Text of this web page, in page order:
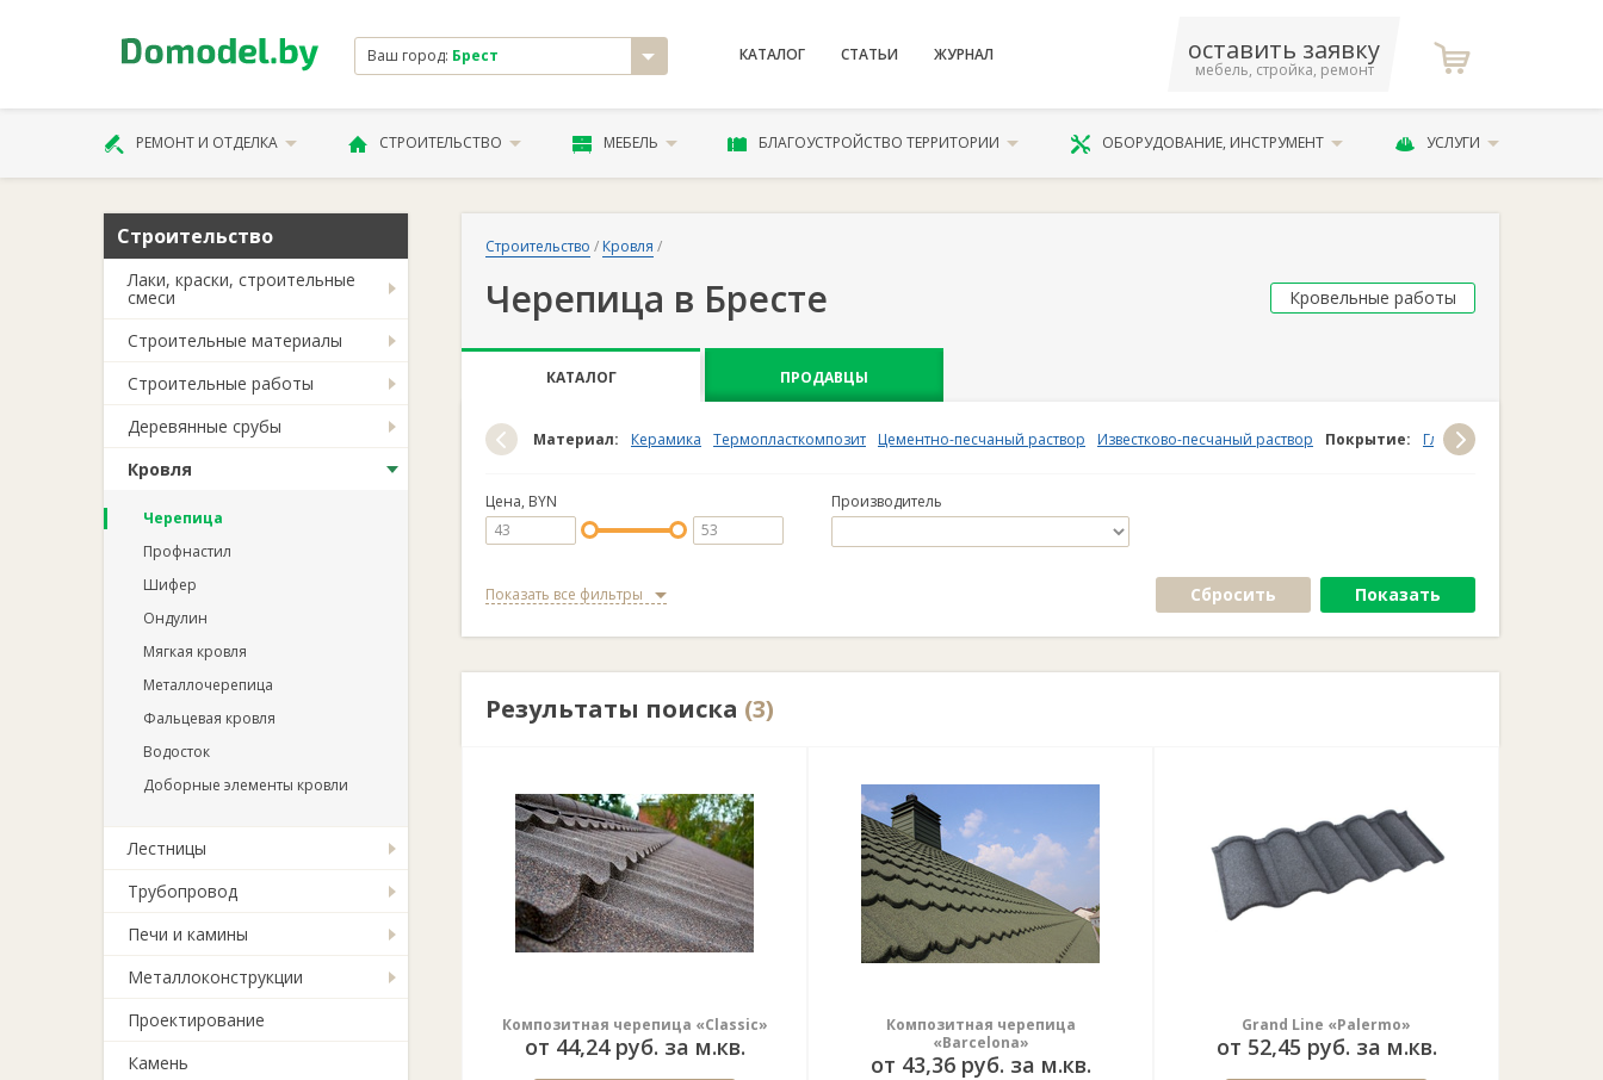
Ваш город: Брест КАТАЛОГ СТАТЬИ ЖУРНАЛ оставить заявку
мебель, стройка, ремонт
РЕМОНТ И ОТДЕЛКА СТРОИТЕЛЬСТВО МЕБЕЛЬ БЛАГОУСТРОЙСТВО ТЕРРИТОРИИ ОБОРУДОВАНИЕ, ИНСТРУМЕНТ УСЛУГИ
Строительство
Лаки, краски, строительные
смеси
Строительные материалы
Строительные работы
Деревянные срубы
Кровля
Черепица
Профнастил
Шифер
Ондулин
Мягкая кровля
Металлочерепица
Фальцевая кровля
Водосток
Доборные элементы кровли
Лестницы
Трубопровод
Печи и камины
Металлоконструкции
Проектирование
Камень
Строительство / Кровля /
Черепица в Бресте Кровельные работы
КАТАЛОГ ПРОДАВЦЫ
Материал: Керамика Термопласткомпозит Цементно-песчаный раствор Известково-песчаный раствор Покрытие: Глазурь
Цена, BYN Производитель
Показать все фильтры Сбросить Показать
Результаты поиска (3)
Композитная черепица «Classic»
от 44,24 руб. за м.кв.
Композитная черепица
«Barcelona»
от 43,36 руб. за м.кв.
Grand Line «Palermo»
от 52,45 руб. за м.кв.